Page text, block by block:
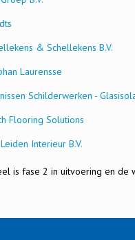
& Schellekens B.V.
Laurensse
Schilderwerken -
Flooring Solutions
Interieur B.V.
is fase 2 in uitvoering en de